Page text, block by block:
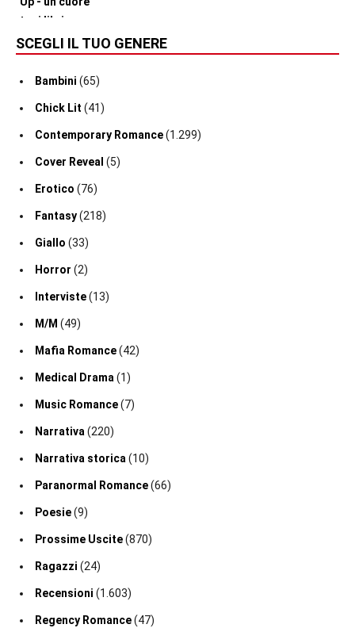
SCEGLI IL TUO GENERE
Bambini (65)
Chick Lit (41)
Contemporary Romance(1.299)
Cover Reveal (5)
Erotico (76)
Fantasy(218)
Giallo (33)
Horror (2)
Interviste(13)
M/M (49)
Mafia Romance(42)
Medical Drama (1)
Music Romance(7)
Narrativa (220)
Narrativa storica (10)
Paranormal Romance(66)
Poesie(9)
Prossime Uscite(870)
Ragazzi (24)
Recensioni (1.603)
Regency Romance(47)